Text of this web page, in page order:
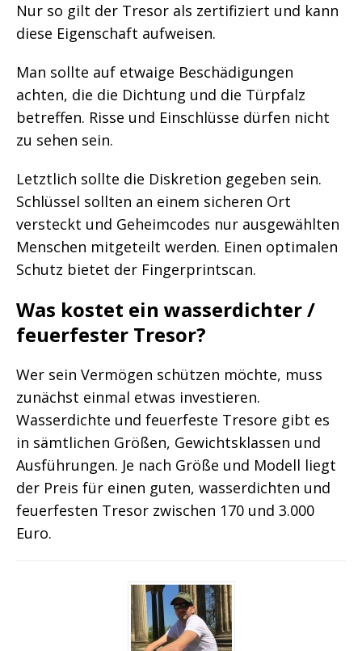
Nur so gilt der Tresor als zertifiziert und kann
diese Eigenschaft aufweisen.
Man sollte auf etwaige Beschädigungen
achten, die die Dichtung und die Türpfalz
betreffen. Risse und Einschlüsse dürfen nicht
zu sehen sein.
Letztlich sollte die Diskretion gegeben sein.
Schlüssel sollten an einem sicheren Ort
versteckt und Geheimcodes nur ausgewählten
Menschen mitgeteilt werden. Einen optimalen
Schutz bietet der Fingerprintscan.
Was kostet ein wasserdichter /
feuerfester Tresor?
Wer sein Vermögen schützen möchte, muss
zunächst einmal etwas investieren.
Wasserdichte und feuerfeste Tresore gibt es
in sämtlichen Größen, Gewichtsklassen und
Ausführungen. Je nach Größe und Modell liegt
der Preis für einen guten, wasserdichten und
feuerfesten Tresor zwischen 170 und 3.000
Euro.